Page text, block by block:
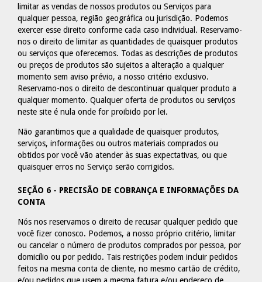
limitar as vendas de nossos produtos ou Serviços para
qualquer pessoa, região geográfica ou jurisdição. Podemos
exercer esse direito conforme cada caso individual. Reservamo-
nos o direito de limitar as quantidades de quaisquer produtos
ou serviços que oferecemos. Todas as descrições de produtos
ou preços de produtos são sujeitos a alteração a qualquer
momento sem aviso prévio, a nosso critério exclusivo.
Reservamo-nos o direito de descontinuar qualquer produto a
qualquer momento. Qualquer oferta de produtos ou serviços
neste site é nula onde for proibido por lei.
Não garantimos que a qualidade de quaisquer produtos,
serviços, informações ou outros materiais comprados ou
obtidos por você vão atender às suas expectativas, ou que
quaisquer erros no Serviço serão corrigidos.
SEÇÃO 6 - PRECISÃO DE COBRANÇA E INFORMAÇÕES DA
CONTA
Nós nos reservamos o direito de recusar qualquer pedido que
você fizer conosco. Podemos, a nosso próprio critério, limitar
ou cancelar o número de produtos comprados por pessoa, por
domicílio ou por pedido. Tais restrições podem incluir pedidos
feitos na mesma conta de cliente, no mesmo cartão de crédito,